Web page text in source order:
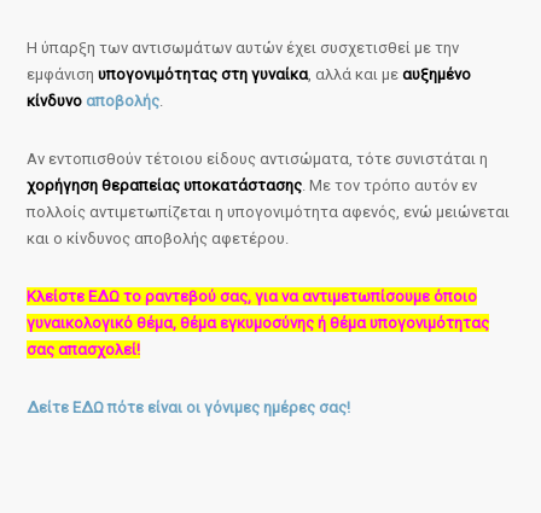
Η ύπαρξη των αντισωμάτων αυτών έχει συσχετισθεί με την
εμφάνισηυπογονιμότητας στη γυναίκα, αλλά και μεαυξημένο
κίνδυνο αποβολής.
Αν εντοπισθούν τέτοιου είδους αντισώματα, τότε συνιστάται η
χορήγηση θεραπείας υποκατάστασης. Με τον τρόπο αυτόν εν
πολλοίς αντιμετωπίζεται η υπογονιμότητα αφενός, ενώ μειώνεται
και ο κίνδυνος αποβολής αφετέρου.
Κλείστε ΕΔΩ το ραντεβού σας, για να αντιμετωπίσουμε όποιο
γυναικολογικό θέμα, θέμα εγκυμοσύνης ή θέμα υπογονιμότητας
σας απασχολεί!
Δείτε ΕΔΩ πότε είναι οι γόνιμες ημέρες σας!